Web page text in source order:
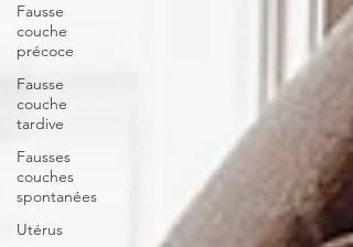
Fausse
couche
précoce
Fausse
couche
tardive
Fausses
couches
spontanées
Utérus